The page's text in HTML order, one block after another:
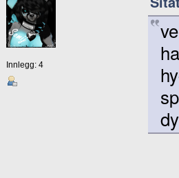
Innlegg: 4